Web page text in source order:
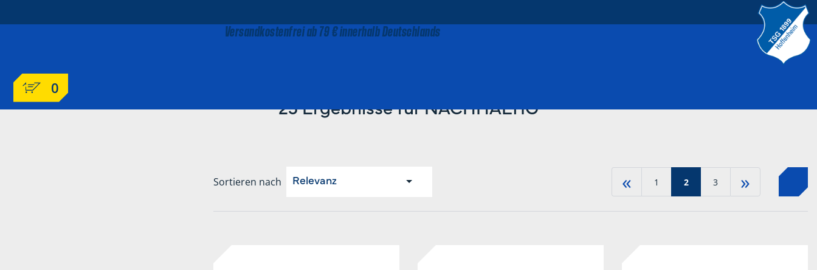
Versandkostenfrei ab 79 € innerhalb Deutschlands
0
25 Ergebnisse für NACHHALTIG
Sortieren nach Relevanz « 1 2 3 »